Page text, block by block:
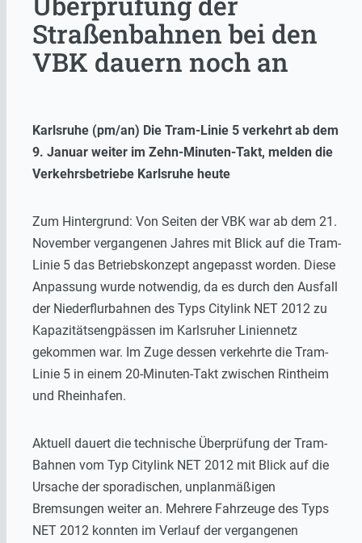
Straßenbahnen bei den
VBK dauern noch an
Karlsruhe (pm/an) Die Tram-Linie 5 verkehrt ab dem
9. Januar weiter im Zehn-Minuten-Takt, melden die
Verkehrsbetriebe Karlsruhe heute
Zum Hintergrund: Von Seiten der VBK war ab dem 21.
November vergangenen Jahres mit Blick auf die Tram-
Linie 5 das Betriebskonzept angepasst worden. Diese
Anpassung wurde notwendig, da es durch den Ausfall
der Niederflurbahnen des Typs Citylink NET 2012 zu
Kapazitätsengpässen im Karlsruher Liniennetz
gekommen war. Im Zuge dessen verkehrte die Tram-
Linie 5 in einem 20-Minuten-Takt zwischen Rintheim
und Rheinhafen.
Aktuell dauert die technische Überprüfung der Tram-
Bahnen vom Typ Citylink NET 2012 mit Blick auf die
Ursache der sporadischen, unplanmäßigen
Bremsungen weiter an. Mehrere Fahrzeuge des Typs
NET 2012 konnten im Verlauf der vergangenen